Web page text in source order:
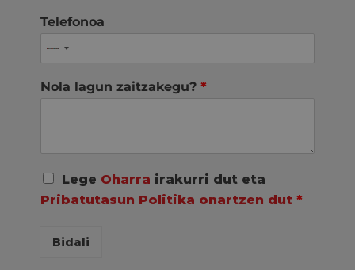
Telefonoa
Nola lagun zaitzakegu? *
A
c
u
Lege Oharra irakurri dut eta
Pribatutasun Politika onartzen dut *
Bidali